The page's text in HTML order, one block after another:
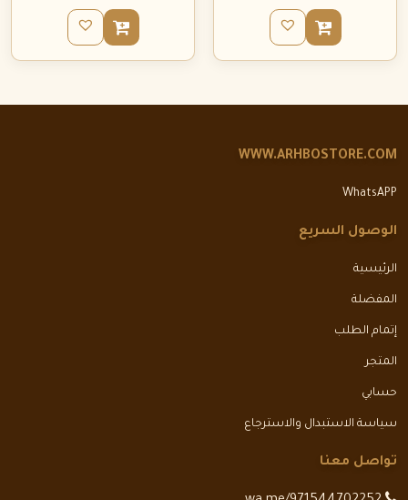
WWW.ARHBOSTORE.COM
WhatsAPP
الوصول السريع
الرئيسية
المفضلة
إتمام الطلب
المتجر
حسابي
سياسة الاستبدال والاسترجاع
تواصل معنا